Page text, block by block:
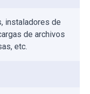
instaladores de
de archivos
etc.